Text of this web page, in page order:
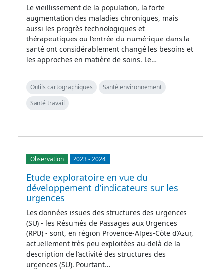
Le vieillissement de la population, la forte
augmentation des maladies chroniques, mais
aussi les progrès technologiques et
thérapeutiques ou l’entrée du numérique dans la
santé ont considérablement changé les besoins et
les approches en matière de soins. Le…
Outils cartographiques
Santé environnement
Santé travail
Observation 2023-2024
Etude exploratoire en vue du
développement d’indicateurs sur les
urgences
Les données issues des structures des urgences
(SU) - les Résumés de Passages aux Urgences
(RPU) - sont, en région Provence-Alpes-Côte d’Azur,
actuellement très peu exploitées au-delà de la
description de l’activité des structures des
urgences (SU). Pourtant…